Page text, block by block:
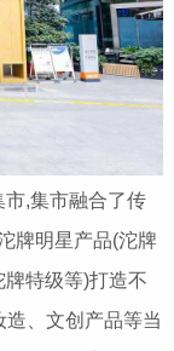
,集市融合了传
牌明星产品(沱牌
牌特级等)打造不
、文创产品等当